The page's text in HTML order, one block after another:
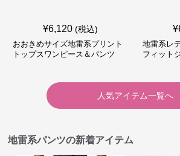
¥6,120 (税込)
おおきめサイズ地雷系プリント
トップスワンピース＆パンツ
¥
地雷系レ
フィット
人気アイテム一覧へ
地雷系パンツの新着アイテム